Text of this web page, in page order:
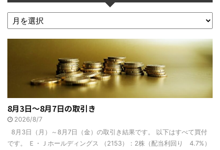
8月3日～8月7日の取引き
2026/8/7
8月3日（月）～8月7日（金）の取引き結果です。 以下はすべて買付
です。 Ｅ・Ｊホールディングス （2153）：2株（配当利回り 4.7%）